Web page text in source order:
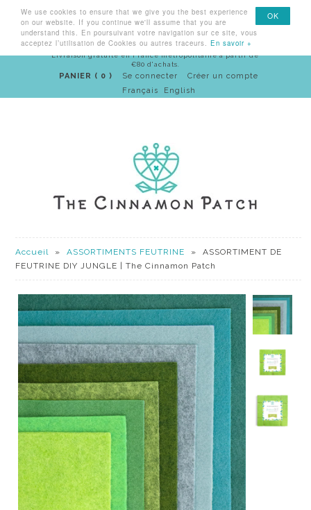
OK
We use cookies to ensure that we give you the best experience
on our website. If you continue we'll assume that you are
understand this. En poursuivant votre navigation sur ce site, vous
acceptez l’utilisation de Cookies ou autres traceurs. En savoir +
Livraison gratuite en France métropolitaine à partir de
€80 d'achats.
PANIER ( 0 ) Se connecter
Créer un compte
Français
English
Menu
Accueil » ASSORTIMENTS FEUTRINE »
ASSORTIMENT DE
FEUTRINE DIY JUNGLE | The Cinnamon Patch
Accueil
Nouveautés
Livres